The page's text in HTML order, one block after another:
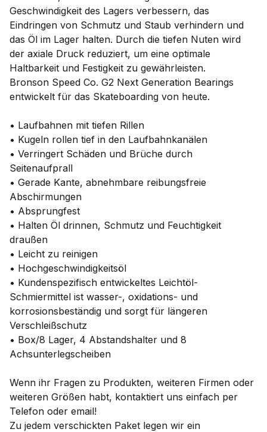
Geschwindigkeit des Lagers verbessern, das
Eindringen von Schmutz und Staub verhindern und
das Öl im Lager halten. Durch die tiefen Nuten wird
der axiale Druck reduziert, um eine optimale
Haltbarkeit und Festigkeit zu gewährleisten.
Bronson Speed Co. G2 Next Generation Bearings
entwickelt für das Skateboarding von heute.
• Laufbahnen mit tiefen Rillen
• Kugeln rollen tief in den Laufbahnkanälen
• Verringert Schäden und Brüche durch
Seitenaufprall
• Gerade Kante, abnehmbare reibungsfreie
Abschirmungen
• Absprungfest
• Halten Öl drinnen, Schmutz und Feuchtigkeit
draußen
• Leicht zu reinigen
• Hochgeschwindigkeitsöl
• Kundenspezifisch entwickeltes Leichtöl-
Schmiermittel ist wasser-, oxidations- und
korrosionsbeständig und sorgt für längeren
Verschleißschutz
• Box/8 Lager, 4 Abstandshalter und 8
Achsunterlegscheiben
Wenn ihr Fragen zu Produkten, weiteren Firmen oder
weiteren Größen habt, kontaktiert uns einfach per
Telefon oder email!
Zu jedem verschickten Paket legen wir ein